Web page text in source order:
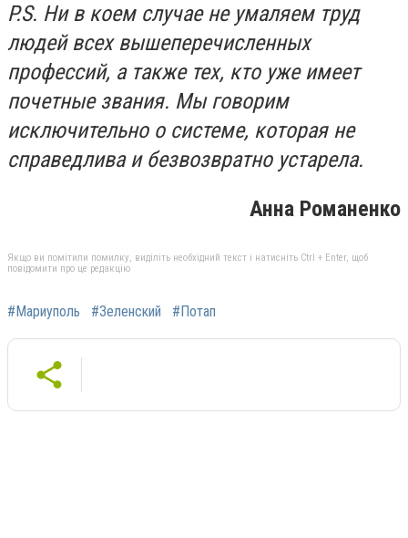
P.S. Ни в коем случае не умаляем труд
людей всех вышеперечисленных
профессий, а также тех, кто уже имеет
почетные звания. Мы говорим
исключительно о системе, которая не
справедлива и безвозвратно устарела.
Анна Романенко
Якщо ви помітили помилку, виділіть необхідний текст і натисніть Ctrl + Enter, щоб
повідомити про це редакцію
#Мариуполь #Зеленский #Потап